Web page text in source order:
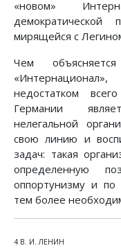
«новом»
мирящейся с
Чем
недостатком
Германии
нелегальной
свою линию и
задач: такая
определенную
оппортунизму и по
тем более
4 В. И. ЛЕНИН